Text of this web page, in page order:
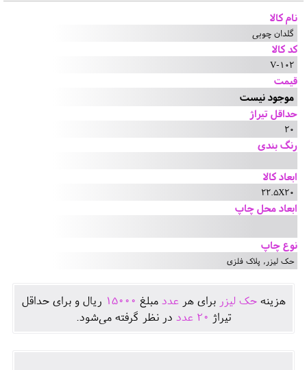
نام کالا
گلدان چوبی
کد کالا
V-102
قیمت
موجود نیست
حداقل تیراژ
20
رنگ بندی
ابعاد کالا
22.5X20
ابعاد محل چاپ
نوع چاپ
حک لیزر, پلاک فلزی
هزينهحک لیزر برای هرعدد مبلغ 15000 ريال و برای حداقل
تيراژ 20 عدد در نظر گرفته می‌شود.